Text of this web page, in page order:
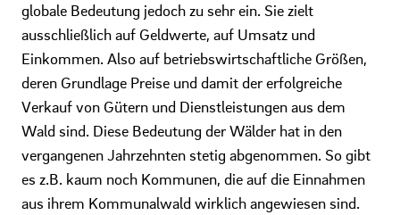
globale Bedeutung jedoch zu sehr ein. Sie zielt
ausschließlich auf Geldwerte, auf Umsatz und
Einkommen. Also auf betriebswirtschaftliche Größen,
deren Grundlage Preise und damit der erfolgreiche
Verkauf von Gütern und Dienstleistungen aus dem
Wald sind. Diese Bedeutung der Wälder hat in den
vergangenen Jahrzehnten stetig abgenommen. So gibt
es z.B. kaum noch Kommunen, die auf die Einnahmen
aus ihrem Kommunalwald wirklich angewiesen sind.